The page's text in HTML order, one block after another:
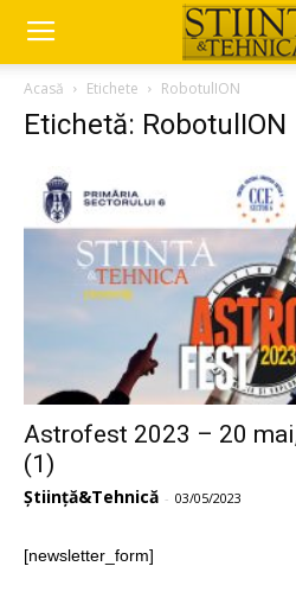
Acasă Etichete RobotulION
Etichetă: RobotulION
Astrofest 2023 – 20
(1)
Știință&Tehnică - 03/05/2023
[newsletter_form]